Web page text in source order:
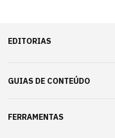
EDITORIAS
GUIAS DE CONTEÚDO
FERRAMENTAS